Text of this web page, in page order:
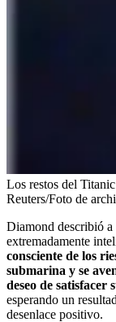
Los restos del
Reuters/Foto de
Diamond describió
extremadamente
consciente de los
submarina y se
deseo de satisfacer
esperando un
desenlace positivo.